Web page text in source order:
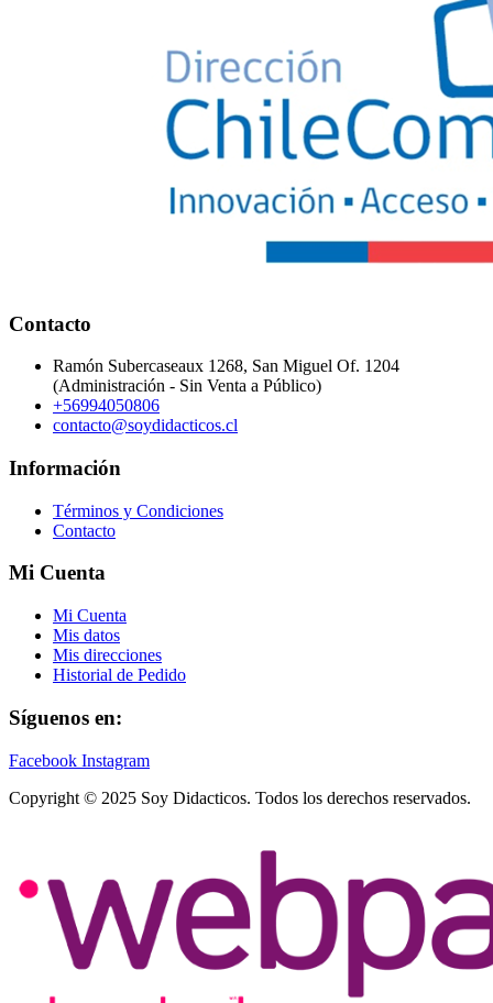
Contacto
Ramón Subercaseaux 1268, San Miguel Of. 1204
(Administración - Sin Venta a Público)
+56994050806
contacto@soydidacticos.cl
Información
Términos y Condiciones
Contacto
Mi Cuenta
Mi Cuenta
Mis datos
Mis direcciones
Historial de Pedido
Síguenos en:
Facebook Instagram
Copyright © 2025 Soy Didacticos. Todos los derechos reservados.